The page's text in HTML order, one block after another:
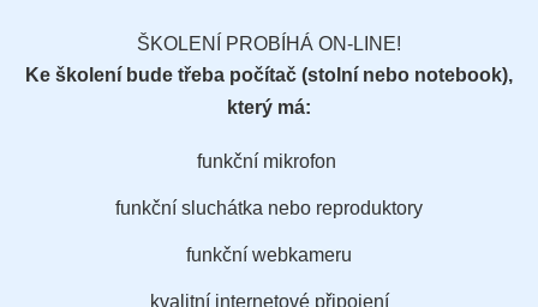
ŠKOLENÍ PROBÍHÁ ON-LINE!
Ke školení bude třeba počítač (stolní nebo notebook),
který má:
funkční mikrofon
funkční sluchátka nebo reproduktory
funkční webkameru
kvalitní internetové připojení